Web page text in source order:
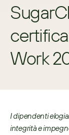
Work
I dipendenti
integrità e